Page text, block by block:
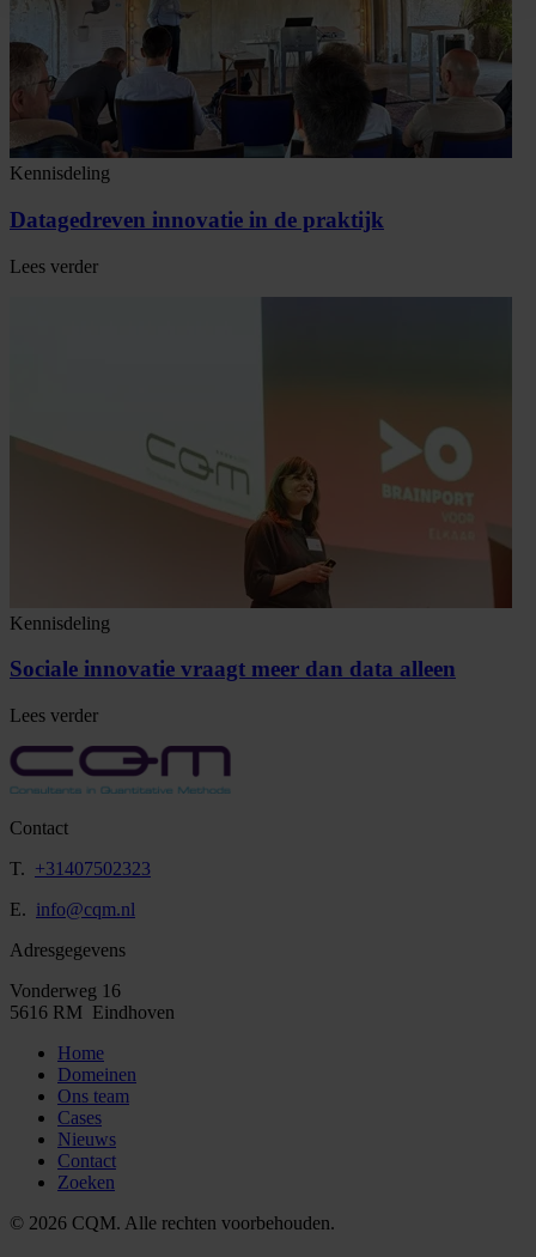
Kennisdeling
Datagedreven innovatie in de praktijk
Lees verder
Kennisdeling
Sociale innovatie vraagt meer dan data alleen
Lees verder
Contact
T. +31407502323
E. info@cqm.nl
Adresgegevens
Vonderweg 16
5616 RM Eindhoven
Home
Domeinen
Ons team
Cases
Nieuws
Contact
Zoeken
© 2026 CQM. Alle rechten voorbehouden.